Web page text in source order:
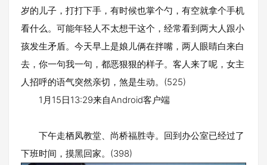
岁的儿子，打打下手，有时候也掌个勺，有空就拿个手机
看什么。可能年轻人不太想干这个，经常看到两大人跟小
孩发生矛盾。今天早上是娘儿俩在拌嘴，两人眼睛白来白
去，你一句我一句，都恶狠狠的样子。客人来了呢，女主
人招呼的语气突然亲切，煞是生动。(525)
1月15日13:29来自Android客户端
下午走栖凤教堂、尚桥福胜寺。回到办公室已经过了
下班时间，摸黑回家。(398)